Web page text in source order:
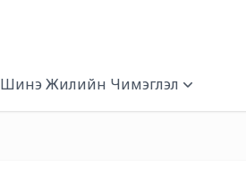
Шинэ Жилийн Чимэглэл